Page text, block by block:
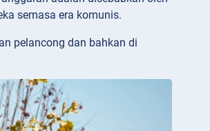
semasa era komunis.
pelancong dan bahkan di